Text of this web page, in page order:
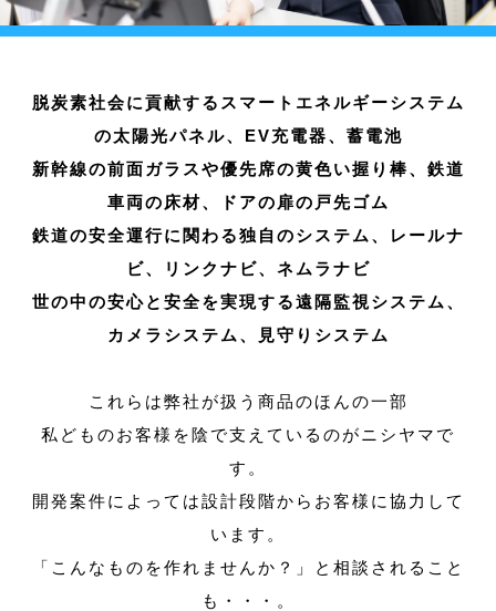
脱炭素社会に貢献するスマートエネルギーシステム
の太陽光パネル、EV充電器、蓄電池
新幹線の前面ガラスや優先席の黄色い握り棒、鉄道
車両の床材、ドアの扉の戸先ゴム
鉄道の安全運行に関わる独自のシステム、レールナ
ビ、リンクナビ、ネムラナビ
世の中の安心と安全を実現する遠隔監視システム、
カメラシステム、見守りシステム
これらは弊社が扱う商品のほんの一部
私どものお客様を陰で支えているのがニシヤマで
す。
開発案件によっては設計段階からお客様に協力して
います。
「こんなものを作れませんか？」と相談されること
も・・・。